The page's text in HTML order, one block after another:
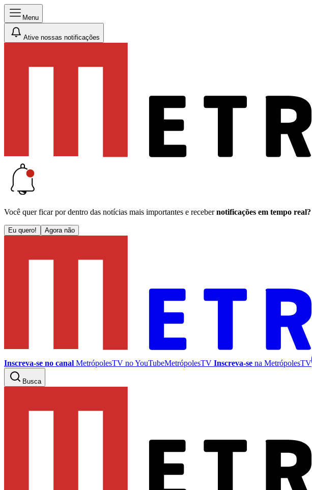
Menu
Ative nossas notificações
Você quer ficar por dentro das notícias mais importantes e receber notificações em tempo real?
Eu quero! Agora não
Inscreva-se no canal MetrópolesTV noYouTubeMetrópolesTV Inscreva-se na MetrópolesTV
Busca